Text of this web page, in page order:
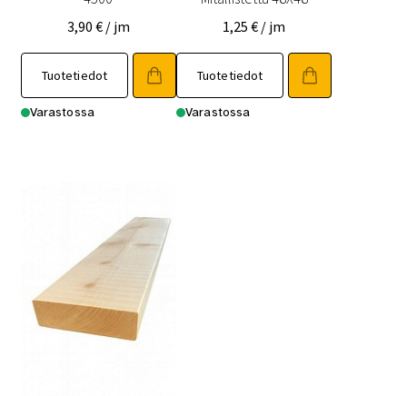
3,90 € / jm
Tuotetiedot
Varastossa
1,25€ / jm
Tuotetiedot
Varastossa